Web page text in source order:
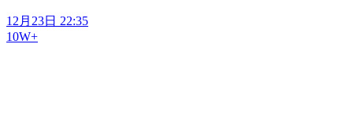
12月23日 22:35
10W+